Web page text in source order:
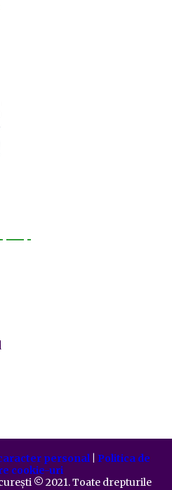
personal| Politica de
cookie-uri
©️ 2021. Toate drepturile